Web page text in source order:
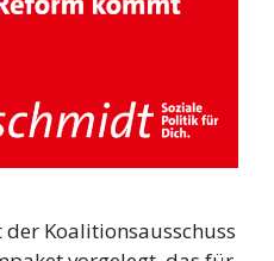
Koalitionsausschuss